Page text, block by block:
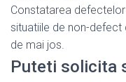
Constatarea
situatiile de non-defect
de mai jos.
Puteti solicita